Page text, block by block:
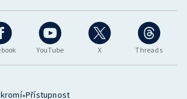
YouTube X Threads
•Přístupnost